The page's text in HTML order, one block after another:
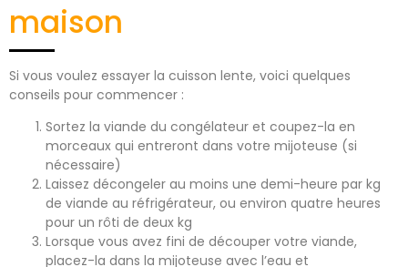
maison
Si vous voulez essayer la cuisson lente, voici quelques
conseils pour commencer :
Sortez la viande du congélateur et coupez-la en
morceaux qui entreront dans votre mijoteuse (si
nécessaire)
Laissez décongeler au moins une demi-heure par kg
de viande au réfrigérateur, ou environ quatre heures
pour un rôti de deux kg
Lorsque vous avez fini de découper votre viande,
placez-la dans la mijoteuse avec l’eau et